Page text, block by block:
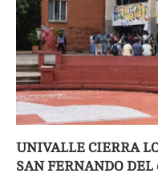
UNIVALLE CIERRA
SAN FERNANDO DEL